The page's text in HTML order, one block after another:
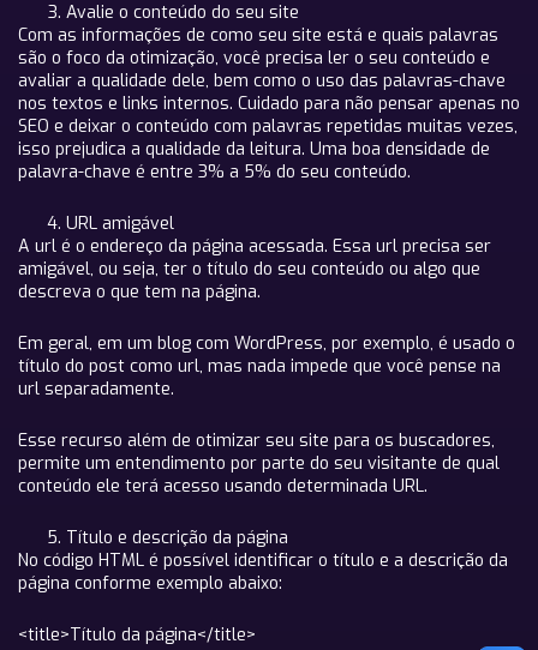
Avalie o conteúdo do seu site
Com as informações de como seu site está e quais palavras
são o foco da otimização, você precisa ler o seu conteúdo e
avaliar a qualidade dele, bem como o uso das palavras-chave
nos textos e links internos. Cuidado para não pensar apenas no
SEO e deixar o conteúdo com palavras repetidas muitas vezes,
isso prejudica a qualidade da leitura. Uma boa densidade de
palavra-chave é entre 3% a 5% do seu conteúdo.
URL amigável
A url é o endereço da página acessada. Essa url precisa ser
amigável, ou seja, ter o título do seu conteúdo ou algo que
descreva o que tem na página.
Em geral, em um blog com WordPress, por exemplo, é usado o
título do post como url, mas nada impede que você pense na
url separadamente.
Esse recurso além de otimizar seu site para os buscadores,
permite um entendimento por parte do seu visitante de qual
conteúdo ele terá acesso usando determinada URL.
Título e descrição da página
No código HTML é possível identificar o título e a descrição da
página conforme exemplo abaixo:
<title>Título da página</title>